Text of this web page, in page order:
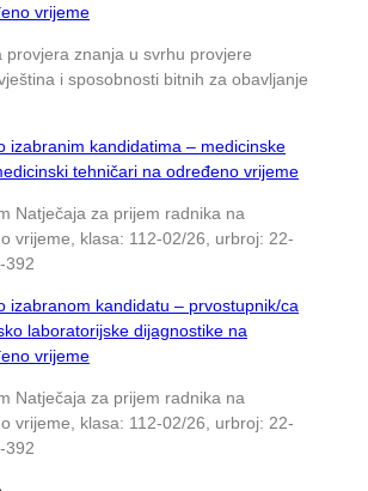
vrijeme
provjera znanja u svrhu provjere
i sposobnosti bitnih za obavljanje
izabranim kandidatima – medicinske
tehničari na određeno vrijeme
Natječaja za prijem radnika na
vrijeme, klasa: 112-02/26, urbroj: 22-
392
izabranom kandidatu – prvostupnik/ca
laboratorijske dijagnostike na
vrijeme
Natječaja za prijem radnika na
vrijeme, klasa: 112-02/26, urbroj: 22-
392